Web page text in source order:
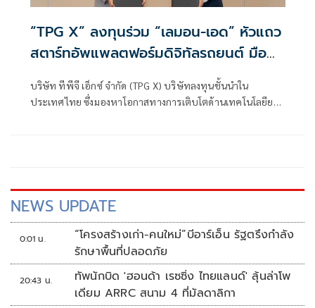
“TPG X” ลงทุนร่วม “เลมอน-เอด” หัวแถว
สตาร์ทอัพแพลตฟอร์มดิจิทัลรถยนต์ มือ
บริษัท ทีพีจี เอ็กซ์ จำกัด (TPG X) บริษัทลงทุนชั้นนำใน
ประเทศไทย ซึ่งมองหาโอกาสทางการเติบโตด้านเทคโนโลยียาน
NEWS UPDATE
0:01 น.
“โครงสร้างเก่า-คนใหม่”บีอาร์เอ็น รัฐตรึงกำลัง
รักษาพื้นที่ปลอดภัย
20:43 น.
ทัพนักบิด 'ฮอนด้า เรซซิ่ง ไทยแลนด์' ลุ้นล่าโพ
เดียม ARRC สนาม 4 ที่มัลดาลิกา